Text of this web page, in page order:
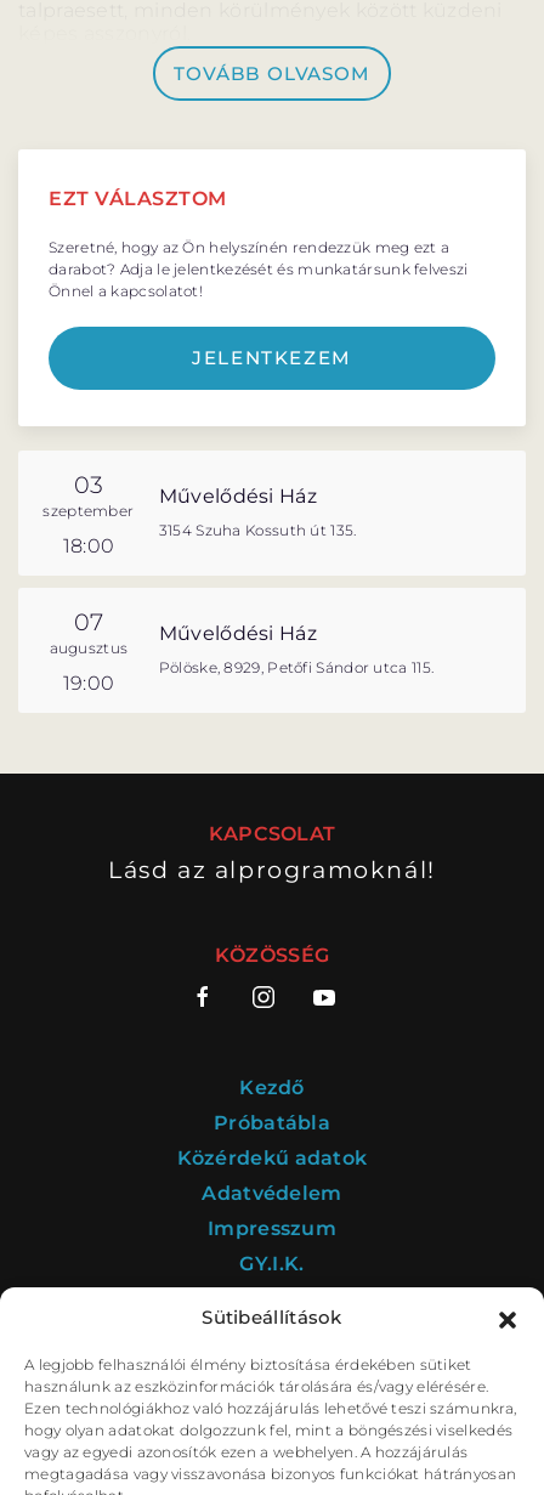
Sütibeállítások
A legjobb felhasználói élmény biztosítása érdekében sütiket
használunk az eszközinformációk tárolására és/vagy elérésére.
Ezen technológiákhoz való hozzájárulás lehetővé teszi számunkra,
hogy olyan adatokat dolgozzunk fel, mint a böngészési viselkedés
vagy az egyedi azonosítók ezen a webhelyen. A hozzájárulás
megtagadása vagy visszavonása bizonyos funkciókat hátrányosan
PROJEKTEK
DRÁMA E-LEARNING
SZÍNHÁZ
MINDENKINEK
GYAKORI KÉRDÉSEK
ELŐADÁSOK
HÍREK
Alkotók: Hedry Mária – szerző
Gajdó Delinke – Borbála színész
Nádasdy Borbála- Borcsi színész
Petneházy Attila – rendező
TOVÁBB OLVASOM
EZT VÁLASZTOM
Szeretné, hogy az Ön helyszínén rendezzük meg ezt a
darabot? Adja le jelentkezését és munkatársunk felveszi
Önnel a kapcsolatot!
JELENTKEZEM
03
szeptember
18:00
Művelődési Ház
3154 Szuha Kossuth út 135.
07
augusztus
19:00
Művelődési Ház
Pölöske, 8929, Petőfi Sándor utca 115.
KAPCSOLAT
Lásd az alprogramoknál!
KÖZÖSSÉG
Kezdő
Próbatábla
Közérdekű adatok
Adatvédelem
Impresszum
GY.I.K.
A Déryné Program kultúrstratégiai intézménye a
Nemzeti Színház.